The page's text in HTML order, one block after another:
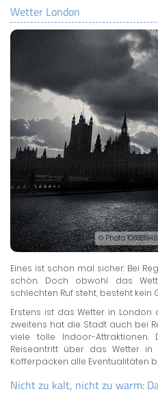
ENGLAND
Wetter London
© Photo
Eines ist schon mal sicher: Bei
schön. Doch obwohl das
schlechten Ruf steht, besteht kein
Erstens ist das Wetter in
zweitens hat die Stadt auch bei
viele tolle Indoor-
Reiseantritt über das Wetter
Kofferpacken alle Eventualitäten
Nicht zu kalt, nicht zu warm: